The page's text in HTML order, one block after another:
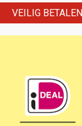
VEILIG BETALEN